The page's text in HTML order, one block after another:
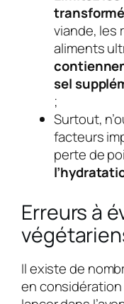
viande, les
aliments
sel
;
Surtout,
facteurs
perte de
Erreurs à
Il existe de
en